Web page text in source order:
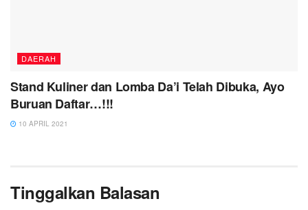
DAERAH
Stand Kuliner dan Lomba Da’i Telah Dibuka, Ayo
Buruan Daftar…!!!
10 APRIL 2021
Tinggalkan Balasan